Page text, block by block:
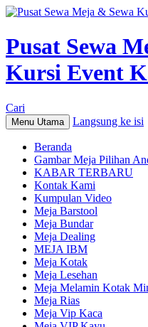
Pusat Sewa
Kursi Event
Cari
Menu Utama Langsung ke isi
Beranda
Gambar Meja Pilihan
KABAR TERBARU
Kontak Kami
Kumpulan Video
Meja Barstool
Meja Bundar
Meja Dealing
MEJA IBM
Meja Kotak
Meja Lesehan
Meja Melamin Kotak
Meja Rias
Meja Vip Kaca